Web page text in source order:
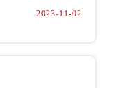
2023-11-02